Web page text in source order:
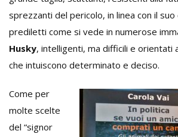
sprezzanti del pericolo, in linea con il
prediletti come si vede in numerose
Husky, intelligenti, ma difficili e orientati
che intuiscono determinato e deciso.
Come per
molte scelte
del “signor